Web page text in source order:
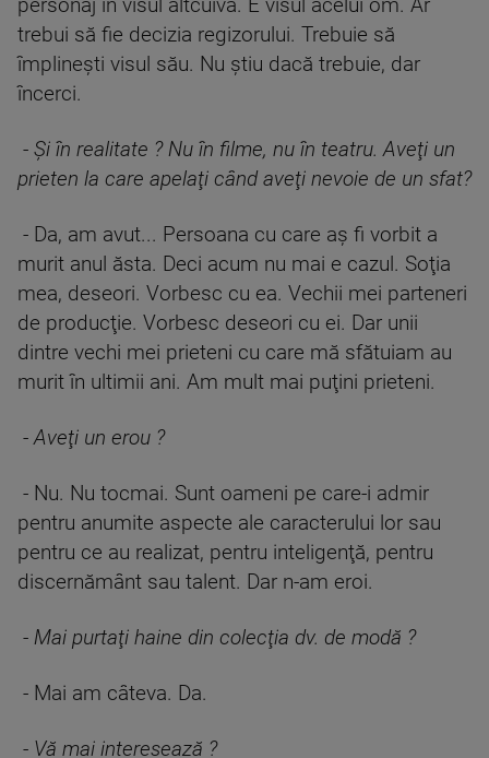
personaj în visul altcuiva. E visul acelui om. Ar
trebui să fie decizia regizorului. Trebuie să
împlineşti visul său. Nu ştiu dacă trebuie, dar
încerci.
- Şi în realitate ? Nu în filme, nu în teatru. Aveţi un
prieten la care apelaţi când aveţi nevoie de un sfat?
- Da, am avut... Persoana cu care aş fi vorbit a
murit anul ăsta. Deci acum nu mai e cazul. Soţia
mea, deseori. Vorbesc cu ea. Vechii mei parteneri
de producţie. Vorbesc deseori cu ei. Dar unii
dintre vechi mei prieteni cu care mă sfătuiam au
murit în ultimii ani. Am mult mai puţini prieteni.
-Aveţi un erou ?
- Nu. Nu tocmai. Sunt oameni pe care-i admir
pentru anumite aspecte ale caracterului lor sau
pentru ce au realizat, pentru inteligenţă, pentru
discernământ sau talent. Dar n-am eroi.
- Mai purtaţi haine din colecţia dv. de modă ?
- Mai am câteva. Da.
- Vă mai interesează ?